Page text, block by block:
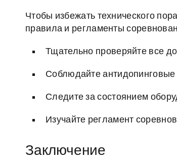
Чтобы избежать технического
правила и регламенты
Тщательно проверяйте все
Соблюдайте антидопинговые
Следите за состоянием
Изучайте регламент
Заключение